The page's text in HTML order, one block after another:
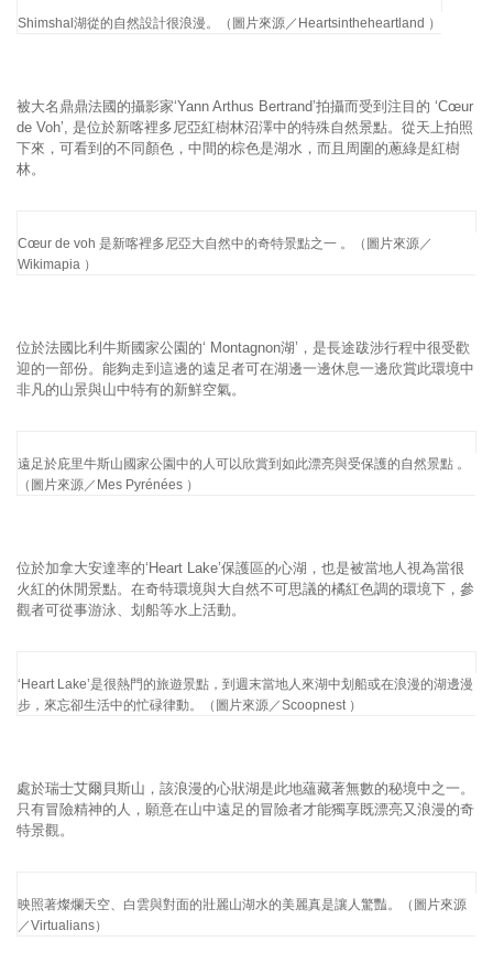
Shimshal湖從的自然設計很浪漫。（圖片來源／Heartsintheheartland ）
被大名鼎鼎法國的攝影家‘Yann Arthus Bertrand’拍攝而受到注目的 ‘Cœur
de Voh’, 是位於新喀裡多尼亞紅樹林沼澤中的特殊自然景點。從天上拍照
下來，可看到的不同顏色，中間的棕色是湖水，而且周圍的蔥綠是紅樹
林。
Cœur de voh 是新喀裡多尼亞大自然中的奇特景點之一 。（圖片來源／
Wikimapia ）
位於法國比利牛斯國家公園的‘ Montagnon湖’，是長途跋涉行程中很受歡
迎的一部份。能夠走到這邊的遠足者可在湖邊一邊休息一邊欣賞此環境中
非凡的山景與山中特有的新鮮空氣。
遠足於庇里牛斯山國家公園中的人可以欣賞到如此漂亮與受保護的自然景點 。
（圖片來源／Mes Pyrénées ）
位於加拿大安達率的‘Heart Lake’保護區的心湖，也是被當地人視為當很
火紅的休閒景點。在奇特環境與大自然不可思議的橘紅色調的環境下，參
觀者可從事游泳、划船等水上活動。
‘Heart Lake’是很熱門的旅遊景點，到週末當地人來湖中划船或在浪漫的湖邊漫
步，來忘卻生活中的忙碌律動。（圖片來源／Scoopnest ）
處於瑞士艾爾貝斯山，該浪漫的心狀湖是此地蘊藏著無數的秘境中之一。
只有冒險精神的人，願意在山中遠足的冒險者才能獨享既漂亮又浪漫的奇
特景觀。
映照著燦爛天空、白雲與對面的壯麗山湖水的美麗真是讓人驚豔。（圖片來源
／Virtualians）